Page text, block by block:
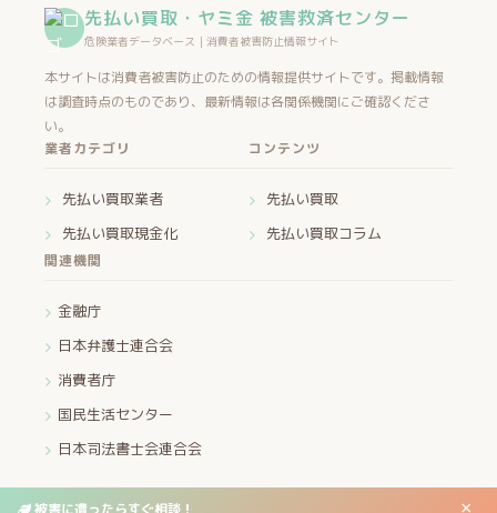
先払い買取・ヤミ金 被害救済センター
危険業者データベース｜消費者被害防止情報サイト
本サイトは消費者被害防止のための情報提供サイトです。掲載情報
は調査時点のものであり、最新情報は各関係機関にご確認くださ
い。
業者カテゴリ
先払い買取業者
先払い買取現金化
コンテンツ
先払い買取
先払い買取コラム
関連機関
金融庁
日本弁護士連合会
消費者庁
国民生活センター
日本司法書士会連合会
被害に遭ったらすぐ相談！ ×